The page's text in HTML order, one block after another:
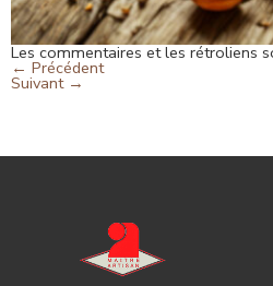
Les commentaires et les rétroliens
← Précédent
Suivant →